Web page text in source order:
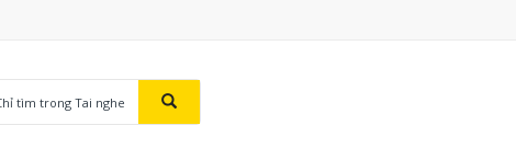
tìm trong Tai nghe